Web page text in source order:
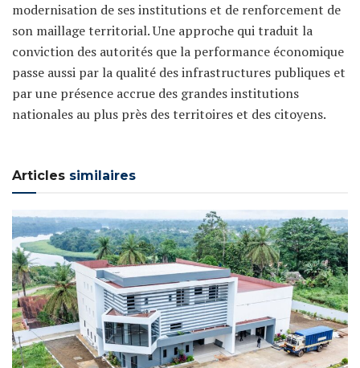
modernisation de ses institutions et de renforcement de
son maillage territorial. Une approche qui traduit la
conviction des autorités que la performance économique
passe aussi par la qualité des infrastructures publiques et
par une présence accrue des grandes institutions
nationales au plus près des territoires et des citoyens.
Articles similaires